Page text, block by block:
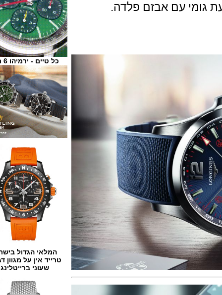
עם אבזם פלדה.
כל טיים - ירמיהו 6 ת"א
המלאי הגדול בישראל
טרייד אין על מגוון דגמים
שעוני ברייטלינג